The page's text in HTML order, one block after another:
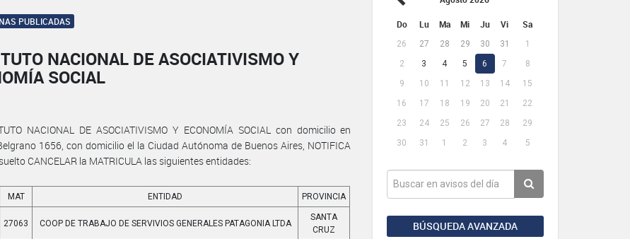
Do Lu Ma Mi Ju Vi Sa
26 27 28 29 30 31
1
2
3 4 5 6 7
8
9
10 11 12 13 14
15
16
17 18 19 20 21
22
23
24 25 26 27 28
29
30
31 1 2 3 4 5
BÚSQUEDA AVANZADA
PUBLICADAS
NACIONAL DE ASOCIATIVISMO Y
SOCIAL
NACIONAL DE ASOCIATIVISMO Y ECONOMÍA SOCIAL con domicilio en
1656, con domicilio el la Ciudad Autónoma de Buenos Aires, NOTIFICA
CANCELAR la MATRICULA las siguientes entidades:
MAT ENTIDAD PROVINCIA
27063 COOP DE TRABAJO DE SERVIVIOS GENERALES PATAGONIA LTDA
SANTA
CRUZ